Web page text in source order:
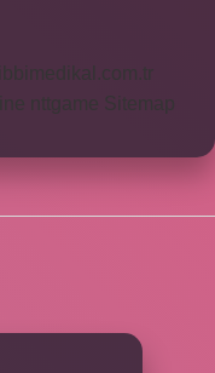
nttgame Sitemap